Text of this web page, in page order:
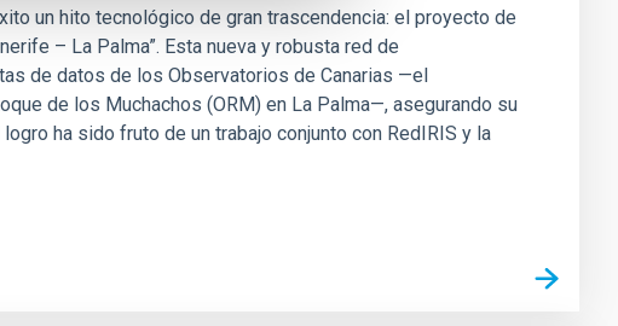
un hito tecnológico de gran trascendencia: el proyecto de
– La Palma”. Esta nueva y robusta red de
de datos de los Observatorios de Canarias —el
de los Muchachos (ORM) en La Palma—, asegurando su
ha sido fruto de un trabajo conjunto con RedIRIS y la